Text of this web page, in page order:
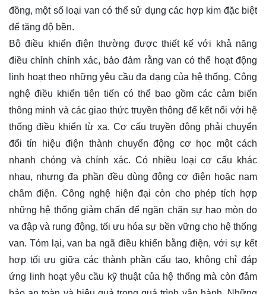
đồng, một số loại van có thể sử dụng các hợp kim đặc biệt
để tăng độ bền.
Bộ điều khiển điện thường được thiết kế với khả năng
điều chỉnh chính xác, bảo đảm rằng van có thể hoạt động
linh hoạt theo những yêu cầu đa dạng của hệ thống. Công
nghệ điều khiển tiên tiến có thể bao gồm các cảm biến
thông minh và các giao thức truyền thông để kết nối với hệ
thống điều khiển từ xa. Cơ cấu truyền động phải chuyển
đổi tín hiệu điện thành chuyển động cơ học một cách
nhanh chóng và chính xác. Có nhiều loại cơ cấu khác
nhau, nhưng đa phần đều dùng động cơ điện hoặc nam
châm điện. Công nghệ hiện đại còn cho phép tích hợp
những hệ thống giảm chấn để ngăn chặn sự hao mòn do
va đập và rung động, tối ưu hóa sự bền vững cho hệ thống
van. Tóm lại, van ba ngã điều khiển bằng điện, với sự kết
hợp tối ưu giữa các thành phần cấu tạo, không chỉ đáp
ứng linh hoạt yêu cầu kỹ thuật của hệ thống mà còn đảm